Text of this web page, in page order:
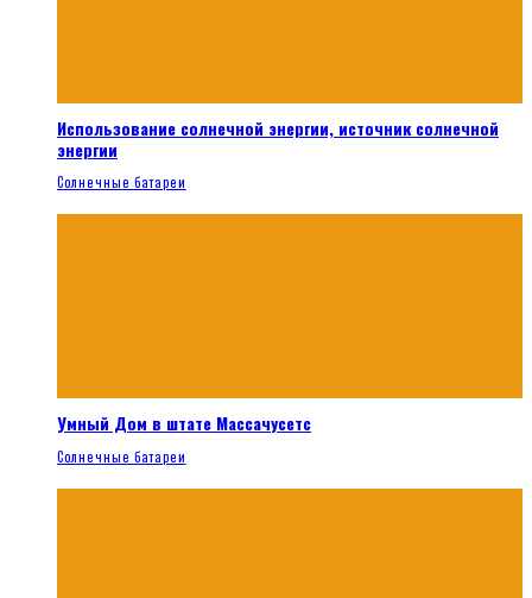
Использование солнечной энергии, источник солнечной
энергии
Солнечные батареи
Умный Дом в штате Массачусетс
Солнечные батареи